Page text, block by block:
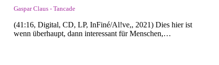
Gaspar Claus - Tancade
(41:16, Digital, CD, LP, InFiné/Al!ve,, 2021) Dies hier ist
wenn überhaupt, dann interessant für Menschen,…